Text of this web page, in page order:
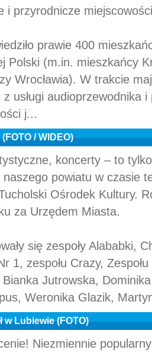
i przyrodnicze
prawie 400
Polski (m.in. mieszkańcy
Wrocławia). W trakcie
usługi audioprzewodnika i
j...
/ WIDEO)
koncerty – to
naszego powiatu w czasie
Ośrodek Kultury.
za Urzędem Miasta.
się zespoły Alababki,
1, zespołu Crazy,
Jutrowska,
Weronika Glazik,
w Lubiewie (FOTO)
Niezmiennie